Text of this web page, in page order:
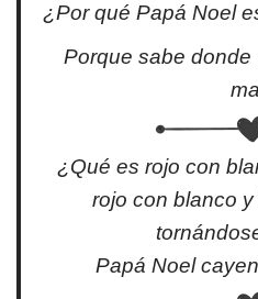
¿Por qué Papá Noel
Porque sabe
¿Qué es rojo con
rojo con blanco
Papá Noel